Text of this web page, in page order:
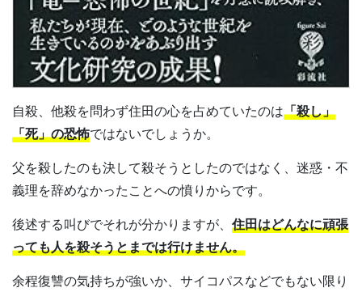
自殺、他殺を問わず住田の心を占めていたのは「殺し」
「死」の恐怖ではないでしょうか。
父を殺したのも決して殺そうとしたのではなく、迷惑・不
義理を辞めなかったことへの憤りからです。
後述する叫びでそれが分かりますが、 住田はどんなに頑張
っても人を殺そうとまでは行けません。
余程復讐の気持ちが強いか、サイコパスなどでもない限り